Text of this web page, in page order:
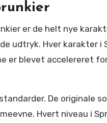
er de helt nye
udtryk. Hver karakter
er blevet accelereret
De
Hvert niveau i